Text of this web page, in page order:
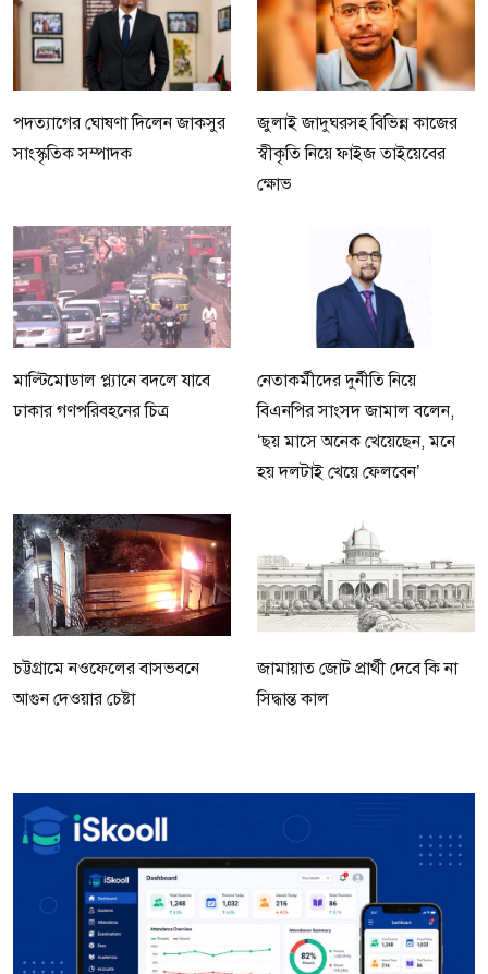
পদত্যাগের ঘোষণা দিলেন জাকসুর
সাংস্কৃতিক সম্পাদক
জুলাই জাদুঘরসহ বিভিন্ন কাজের
স্বীকৃতি নিয়ে ফাইজ তাইয়েবের
ক্ষোভ
মাল্টিমোডাল প্ল্যানে বদলে যাবে
ঢাকার গণপরিবহনের চিত্র
নেতাকর্মীদের দুর্নীতি নিয়ে
বিএনপির সাংসদ জামাল বলেন,
‘ছয় মাসে অনেক খেয়েছেন, মনে
হয় দলটাই খেয়ে ফেলবেন’
চট্টগ্রামে নওফেলের বাসভবনে
আগুন দেওয়ার চেষ্টা
জামায়াত জোট প্রার্থী দেবে কি না
সিদ্ধান্ত কাল